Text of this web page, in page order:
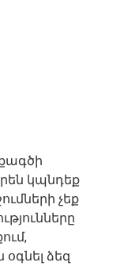
կպնդեք
չեք
ձեզ